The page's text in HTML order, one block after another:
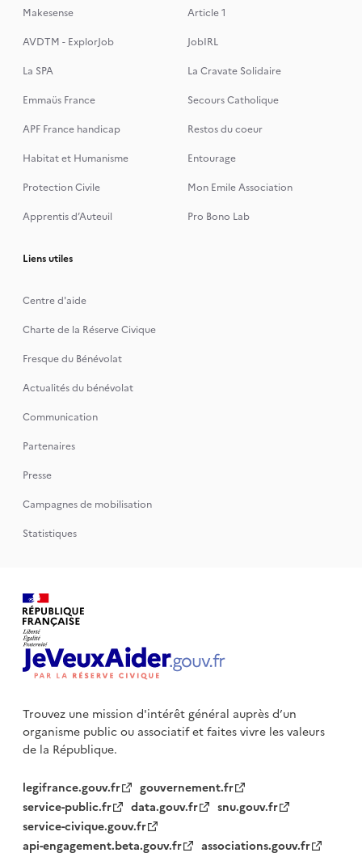
Makesense
Article 1
AVDTM - ExplorJob
JobIRL
La SPA
La Cravate Solidaire
Emmaüs France
Secours Catholique
APF France handicap
Restos du coeur
Habitat et Humanisme
Entourage
Protection Civile
Mon Emile Association
Apprentis d’Auteuil
Pro Bono Lab
Liens utiles
Centre d'aide
Charte de la Réserve Civique
Fresque du Bénévolat
Actualités du bénévolat
Communication
Partenaires
Presse
Campagnes de mobilisation
Statistiques
Trouvez une mission d'intérêt général auprès d’un
organisme publicou associatif et faites vivre les valeurs
de la République.
legifrance.gouv.fr
gouvernement.fr
service-public.fr
data.gouv.fr
snu.gouv.fr
service-civique.gouv.fr
api-engagement.beta.gouv.fr
associations.gouv.fr